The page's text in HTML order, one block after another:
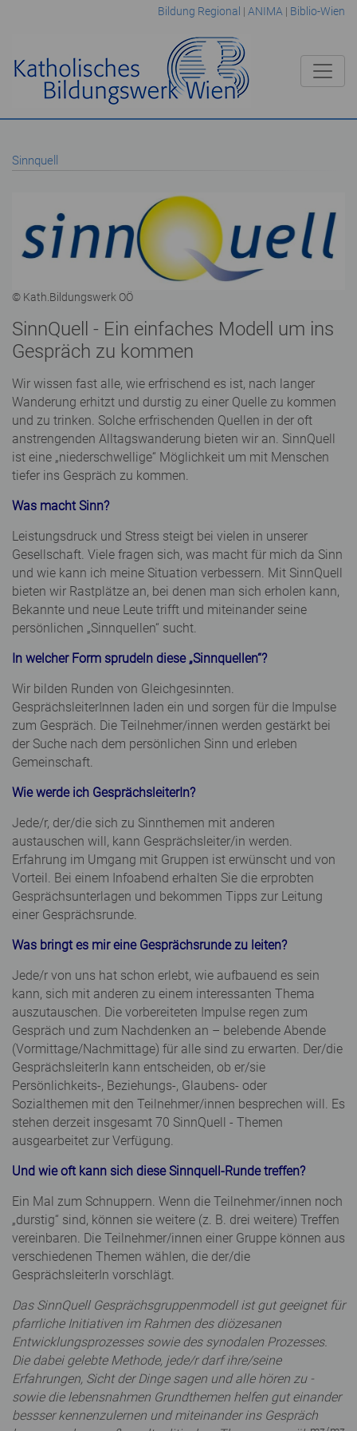
Bildung Regional | ANIMA | Biblio-Wien
Sinnquell
© Kath.Bildungswerk OÖ
SinnQuell - Ein einfaches Modell um ins
Gespräch zu kommen
Wir wissen fast alle, wie erfrischend es ist, nach langer
Wanderung erhitzt und durstig zu einer Quelle zu kommen
und zu trinken. Solche erfrischenden Quellen in der oft
anstrengenden Alltagswanderung bieten wir an. SinnQuell
ist eine „niederschwellige“ Möglichkeit um mit Menschen
tiefer ins Gespräch zu kommen.
Was macht Sinn?
Leistungsdruck und Stress steigt bei vielen in unserer
Gesellschaft. Viele fragen sich, was macht für mich da Sinn
und wie kann ich meine Situation verbessern. Mit SinnQuell
bieten wir Rastplätze an, bei denen man sich erholen kann,
Bekannte und neue Leute trifft und miteinander seine
persönlichen „Sinnquellen“ sucht.
In welcher Form sprudeln diese „Sinnquellen“?
Wir bilden Runden von Gleichgesinnten.
GesprächsleiterInnen laden ein und sorgen für die Impulse
zum Gespräch. Die Teilnehmer/innen werden gestärkt bei
der Suche nach dem persönlichen Sinn und erleben
Gemeinschaft.
Wie werde ich GesprächsleiterIn?
Jede/r, der/die sich zu Sinnthemen mit anderen
austauschen will, kann Gesprächsleiter/in werden.
Erfahrung im Umgang mit Gruppen ist erwünscht und von
Vorteil. Bei einem Infoabend erhalten Sie die erprobten
Gesprächsunterlagen und bekommen Tipps zur Leitung
einer Gesprächsrunde.
Was bringt es mir eine Gesprächsrunde zu leiten?
Jede/r von uns hat schon erlebt, wie aufbauend es sein
kann, sich mit anderen zu einem interessanten Thema
auszutauschen. Die vorbereiteten Impulse regen zum
Gespräch und zum Nachdenken an – belebende Abende
(Vormittage/Nachmittage) für alle sind zu erwarten. Der/die
GesprächsleiterIn kann entscheiden, ob er/sie
Persönlichkeits-, Beziehungs-, Glaubens- oder
Sozialthemen mit den Teilnehmer/innen besprechen will. Es
stehen derzeit insgesamt 70 SinnQuell - Themen
ausgearbeitet zur Verfügung.
Und wie oft kann sich diese Sinnquell-Runde treffen?
Ein Mal zum Schnuppern. Wenn die Teilnehmer/innen noch
„durstig“ sind, können sie weitere (z. B. drei weitere) Treffen
vereinbaren. Die Teilnehmer/innen einer Gruppe können aus
verschiedenen Themen wählen, die der/die
GesprächsleiterIn vorschlägt.
Das SinnQuell Gesprächsgruppenmodell ist gut geeignet für
pfarrliche Initiativen im Rahmen des diözesanen
Entwicklungsprozesses sowie des synodalen Prozesses.
Die dabei gelebte Methode, jede/r darf ihre/seine
Erfahrungen, Sicht der Dinge sagen und alle hören zu -
sowie die lebensnahmen Grundthemen helfen gut einander
bessser kennenzulernen und miteinander ins Gespräch